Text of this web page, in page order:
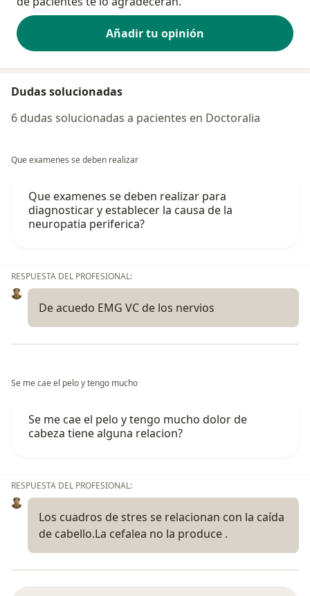
Añadir tu opinión
Dudas solucionadas
6 dudas solucionadas a pacientes en Doctoralia
Que examenes se deben realizar
Que examenes se deben realizar para
diagnosticar y establecer la causa de la
neuropatia periferica?
RESPUESTA DEL PROFESIONAL:
De acuedo EMG VC de los nervios
Se me cae el pelo y tengo mucho
Se me cae el pelo y tengo mucho dolor de
cabeza tiene alguna relacion?
RESPUESTA DEL PROFESIONAL:
Los cuadros de stres se relacionan con la caída
de cabello.La cefalea no la produce .